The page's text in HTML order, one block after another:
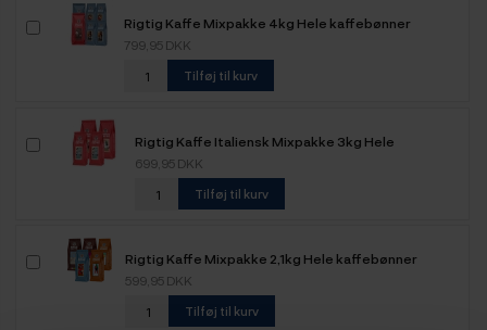
Rigtig Kaffe Mixpakke 4kg Hele kaffebønner
799,95 DKK
Tilføj til kurv
Rigtig Kaffe Italiensk Mixpakke 3kg Hele
kaffebønner
699,95 DKK
Tilføj til kurv
Rigtig Kaffe Mixpakke 2,1kg Hele kaffebønner
599,95 DKK
Tilføj til kurv